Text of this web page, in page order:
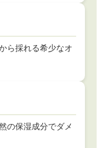
ら採れる希少なオ
の保湿成分でダメ